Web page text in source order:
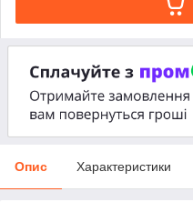
Опис Характеристики